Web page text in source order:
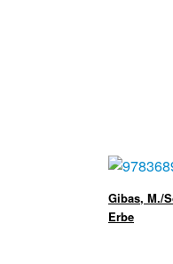
Gibas, M./
Erbe